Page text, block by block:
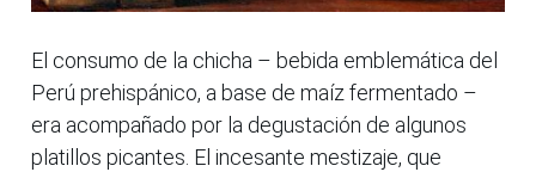
El consumo de la chicha – bebida emblemática del
Perú prehispánico, a base de maíz fermentado –
era acompañado por la degustación de algunos
platillos picantes. El incesante mestizaje, que